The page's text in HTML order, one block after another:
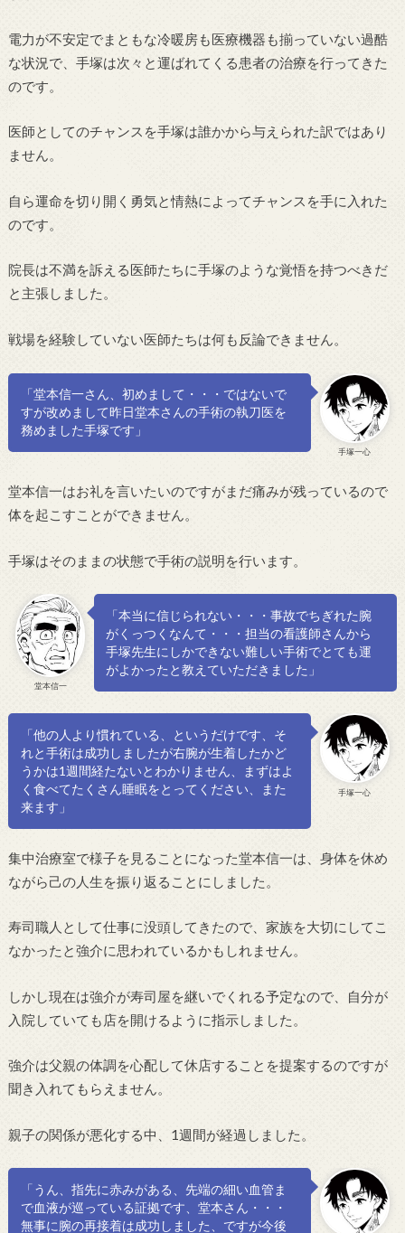
電力が不安定でまともな冷暖房も医療機器も揃っていない過酷
な状況で、手塚は次々と運ばれてくる患者の治療を行ってきた
のです。
医師としてのチャンスを手塚は誰かから与えられた訳ではあり
ません。
自ら運命を切り開く勇気と情熱によってチャンスを手に入れた
のです。
院長は不満を訴える医師たちに手塚のような覚悟を持つべきだ
と主張しました。
戦場を経験していない医師たちは何も反論できません。
手塚一心
「堂本信一さん、初めまして・・・ではないで
すが改めまして昨日堂本さんの手術の執刀医を
務めました手塚です」
堂本信一はお礼を言いたいのですがまだ痛みが残っているので
体を起こすことができません。
手塚はそのままの状態で手術の説明を行います。
堂本信一
「本当に信じられない・・・事故でちぎれた腕
がくっつくなんて・・・担当の看護師さんから
手塚先生にしかできない難しい手術でとても運
がよかったと教えていただきました」
手塚一心
「他の人より慣れている、というだけです、そ
れと手術は成功しましたが右腕が生着したかど
うかは1週間経たないとわかりません、まずはよ
く食べてたくさん睡眠をとってください、また
来ます」
集中治療室で様子を見ることになった堂本信一は、身体を休め
ながら己の人生を振り返ることにしました。
寿司職人として仕事に没頭してきたので、家族を大切にしてこ
なかったと強介に思われているかもしれません。
しかし現在は強介が寿司屋を継いでくれる予定なので、自分が
入院していても店を開けるように指示しました。
強介は父親の体調を心配して休店することを提案するのですが
聞き入れてもらえません。
親子の関係が悪化する中、1週間が経過しました。
「うん、指先に赤みがある、先端の細い血管ま
で血液が巡っている証拠です、堂本さん・・・
無事に腕の再接着は成功しました、ですが今後